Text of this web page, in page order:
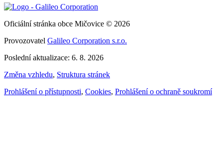
Oficiální stránka obce Mičovice © 2026
Provozovatel Galileo Corporation s.r.o.
Poslední aktualizace: 6. 8. 2026
Změna vzhledu, Struktura stránek
Prohlášení o přístupnosti, Cookies, Prohlášení o ochraně soukromí